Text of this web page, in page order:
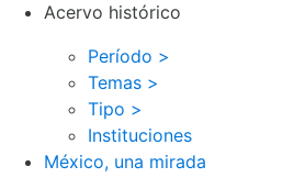
Acervo histórico
Período >
Temas >
Tipo >
Instituciones
México, una mirada